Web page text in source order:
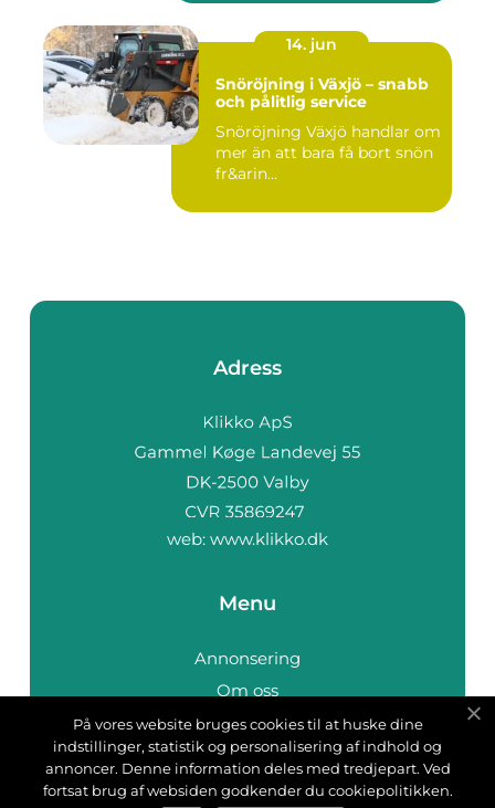
14. jun
Snöröjning i Växjö – snabb
och pålitlig service
Snöröjning Växjö handlar om
mer än att bara få bort snön
fr&arin...
Adress
web: www.klikko.dk
Menu
Annonsering
Om oss
Cookies
Kontakta oss
Sitemap
På vores website bruges cookies til at huske dine
indstillinger, statistik og personalisering af indhold og
annoncer. Denne information deles med tredjepart. Ved
fortsat brug af websiden godkender du cookiepolitikken.